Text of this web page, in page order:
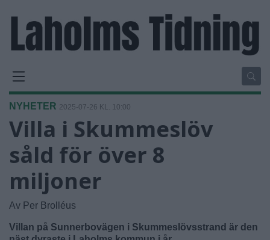
NYHETER 2025-07-26 KL. 10:00
Villa i Skummeslöv
såld för över 8
miljoner
Av Per Brolléus
Villan på Sunnerbovägen i Skummeslövsstrand är den